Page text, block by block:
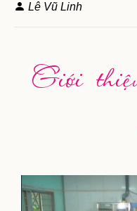
Lê Vũ Linh
Giới